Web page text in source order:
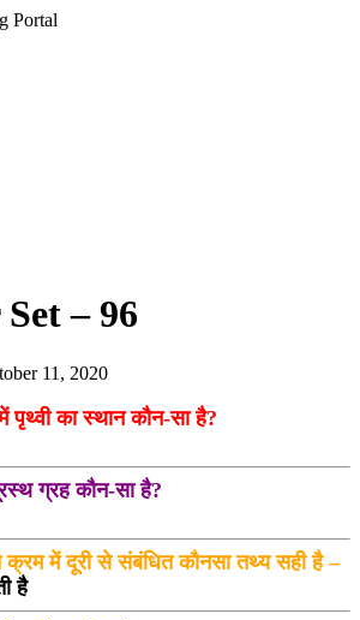
Portal
– 96
11, 2020
पृथ्वी का स्थान कौन-सा है?
ग्रह कौन-सा है?
क्रम में दूरी से संबंधित कौनसा तथ्य सही है –
है